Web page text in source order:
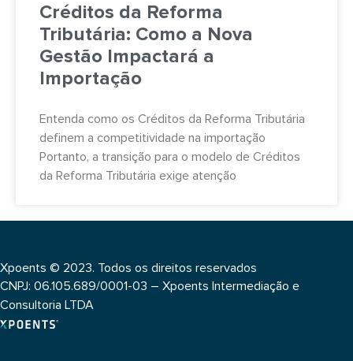
Créditos da Reforma
Tributária: Como a Nova
Gestão Impactará a
Importação
Entenda como os Créditos da Reforma Tributária
definem a competitividade na importação
Portanto, a transição para o modelo de Créditos
da Reforma Tributária exige atenção
Xpoents © 2023. Todos os direitos reservados
CNPJ: 06.105.689/0001-03 – Xpoents Intermediação e
Consultoria LTDA